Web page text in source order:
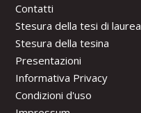
Contatti
Stesura della tesi di laurea
Stesura della tesina
Presentazioni
Informativa Privacy
Condizioni d'uso